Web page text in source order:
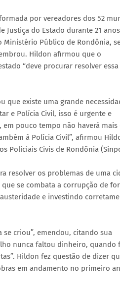
por vereadores dos 52
do Estado durante 21
Ministério Público de Rondônia,
Hildon afirmou que o
“deve procurar resolver essa
que existe uma grande
e Polícia Civil, isso é urgente e
pouco tempo não haverá mais
à Polícia Civil”, afirmou
Policiais Civis de Rondônia
resolver os problemas de uma
se combata a corrupção de
e investindo
se criou”, emendou, citando sua
nunca faltou dinheiro, quando
Hildon fez questão de dizer
em andamento no primeiro